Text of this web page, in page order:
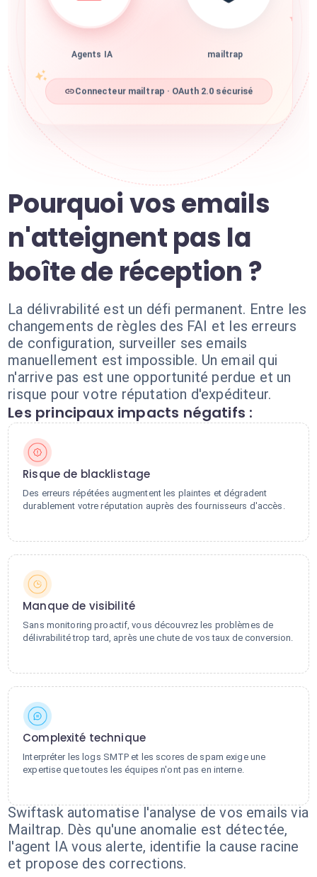
Agents IA mailtrap
Connecteur mailtrap · OAuth 2.0 sécurisé
Pourquoi vos emails
n'atteignent pas la
boîte de réception ?
La délivrabilité est un défi permanent. Entre les
changements de règles des FAI et les erreurs
de configuration, surveiller ses emails
manuellement est impossible. Un email qui
n'arrive pas est une opportunité perdue et un
risque pour votre réputation d'expéditeur.
Les principaux impacts négatifs :
Risque de blacklistage
Des erreurs répétées augmentent les plaintes et dégradent
durablement votre réputation auprès des fournisseurs d'accès.
Manque de visibilité
Sans monitoring proactif, vous découvrez les problèmes de
délivrabilité trop tard, après une chute de vos taux de conversion.
Complexité technique
Interpréter les logs SMTP et les scores de spam exige une
expertise que toutes les équipes n'ont pas en interne.
Swiftask automatise l'analyse de vos emails via
Mailtrap. Dès qu'une anomalie est détectée,
l'agent IA vous alerte, identifie la cause racine
et propose des corrections.